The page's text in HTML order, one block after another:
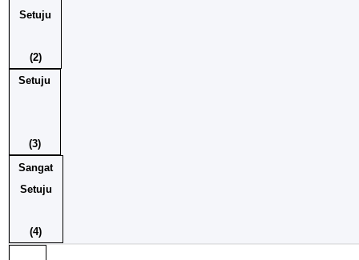
Setuju
(2)
Setuju
(3)
Sangat
Setuju
(4)